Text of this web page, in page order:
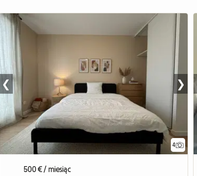
4
❮ ❯
500 € / miesiąc